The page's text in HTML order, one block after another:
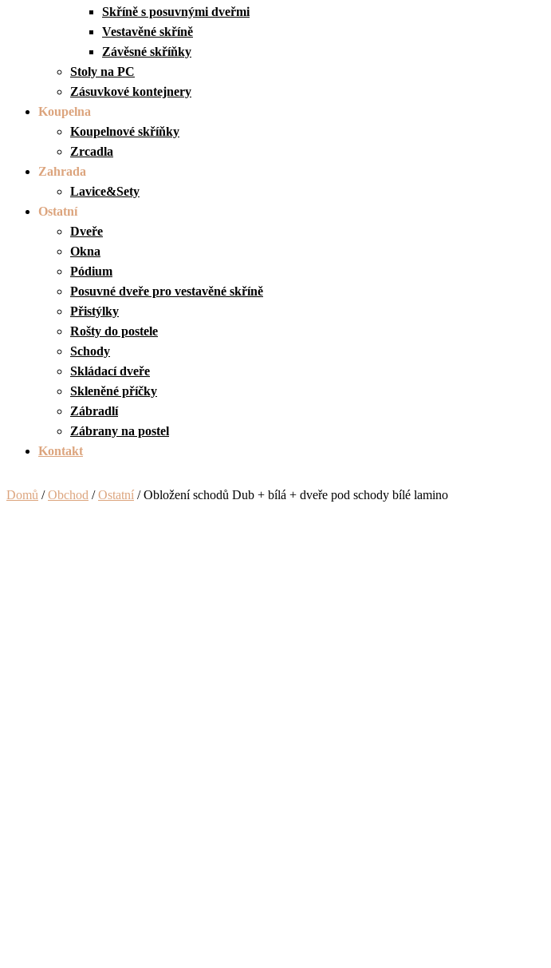
Skříně s posuvnými dveřmi
Vestavěné skříně
Závěsné skříňky
Stoly na PC
Zásuvkové kontejnery
Koupelna
Koupelnové skříňky
Zrcadla
Zahrada
Lavice&Sety
Ostatní
Dveře
Okna
Pódium
Posuvné dveře pro vestavěné skříně
Přistýlky
Rošty do postele
Schody
Skládací dveře
Skleněné příčky
Zábradlí
Zábrany na postel
Kontakt
Domů /Obchod /Ostatní / Obložení schodů Dub + bílá + dveře pod schody bílé lamino